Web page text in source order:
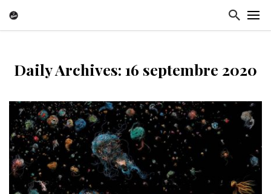
Daily Archives: 16 septembre 2020